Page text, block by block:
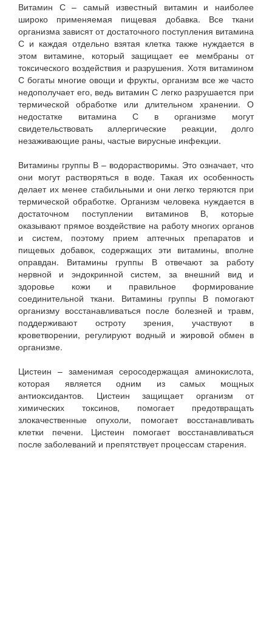
Витамин С – самый известный витамин и наиболее
широко применяемая пищевая добавка. Все ткани
организма зависят от достаточного поступления витамина
С и каждая отдельно взятая клетка также нуждается в
этом витамине, который защищает ее мембраны от
токсического воздействия и разрушения. Хотя витамином
С богаты многие овощи и фрукты, организм все же часто
недополучает его, ведь витамин С легко разрушается при
термической обработке или длительном хранении. О
недостатке витамина С в организме могут
свидетельствовать аллергические реакции, долго
незаживающие раны, частые вирусные инфекции.
Витамины группы В – водорастворимы. Это означает, что
они могут растворяться в воде. Такая их особенность
делает их менее стабильными и они легко теряются при
термической обработке. Организм человека нуждается в
достаточном поступлении витаминов В, которые
оказывают прямое воздействие на работу многих органов
и систем, поэтому прием аптечных препаратов и
пищевых добавок, содержащих эти витамины, вполне
оправдан. Витамины группы В отвечают за работу
нервной и эндокринной систем, за внешний вид и
здоровье кожи и правильное формирование
соединительной ткани. Витамины группы В помогают
организму восстанавливаться после болезней и травм,
поддерживают остроту зрения, участвуют в
кроветворении, регулируют водный и жировой обмен в
организме.
Цистеин – заменимая серосодержащая аминокислота,
которая является одним из самых мощных
антиоксидантов. Цистеин защищает организм от
химических токсинов, помогает предотвращать
злокачественные опухоли, помогает восстанавливать
клетки печени. Цистеин помогает восстанавливаться
после заболеваний и препятствует процессам старения.